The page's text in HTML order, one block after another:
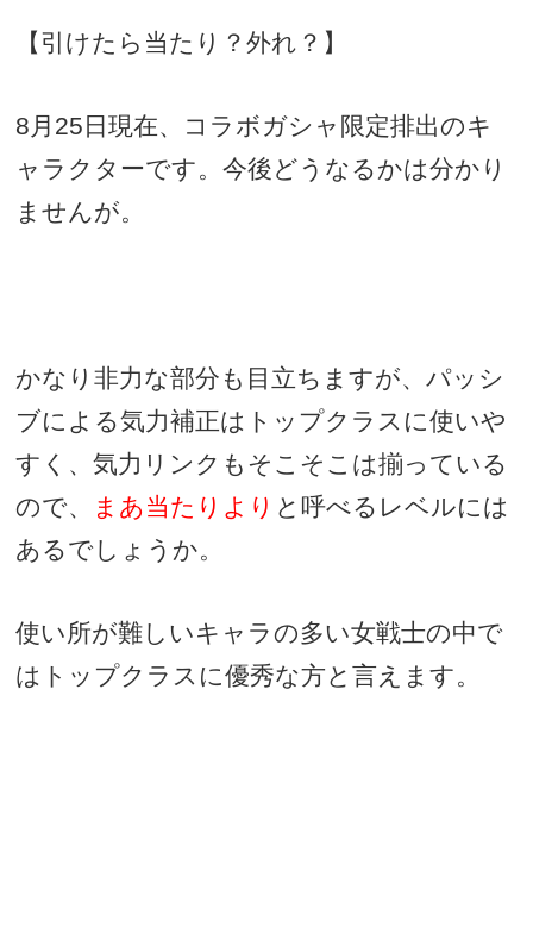
【引けたら当たり？外れ？】
8月 25 日現在、コラボガシャ限定排出のキ
ャラクターです。今後どうなるかは分かり
ませんが。
かなり非力な部分も目立ちますが、パッシ
ブによる気力補正はトップクラスに使いや
すく、気力リンクもそこそこは揃っている
ので、
まあ当たりより と呼べるレベルには
あるでしょうか。
使い所が難しいキャラの多い女戦士の中で
はトップクラスに優秀な方と言えます。